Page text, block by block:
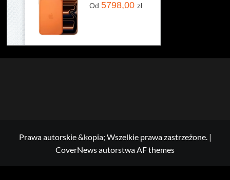
Od 5798,00 zł
Prawa autorskie &kopia; Wszelkie prawa zastrzeżone. |
CoverNewsautorstwa AF themes